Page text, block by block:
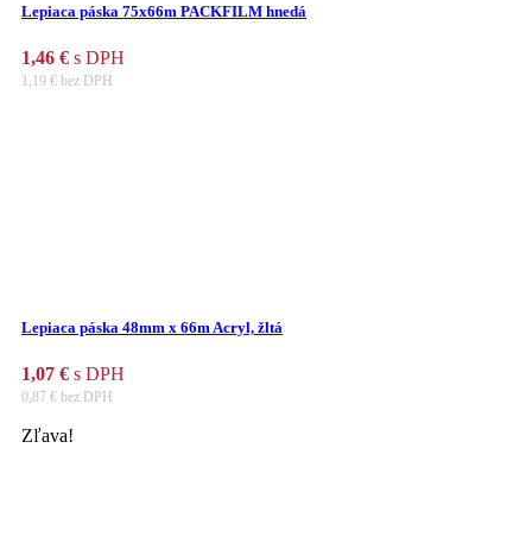
Lepiaca páska 75x66m PACKFILM hnedá
1,46 € s DPH
1,19 € bez DPH
Lepiaca páska 48mm x 66m Acryl, žltá
1,07 € s DPH
0,87 € bez DPH
Zľava!